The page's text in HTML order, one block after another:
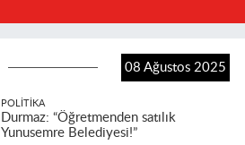
08 Ağustos 2025
POLITIKA
Durmaz: “Öğretmenden satılık
Yunusemre Belediyesi!”